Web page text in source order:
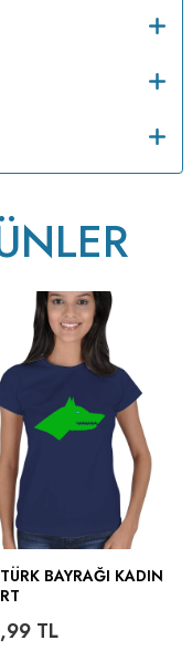
BAYRAĞI KADIN
TL